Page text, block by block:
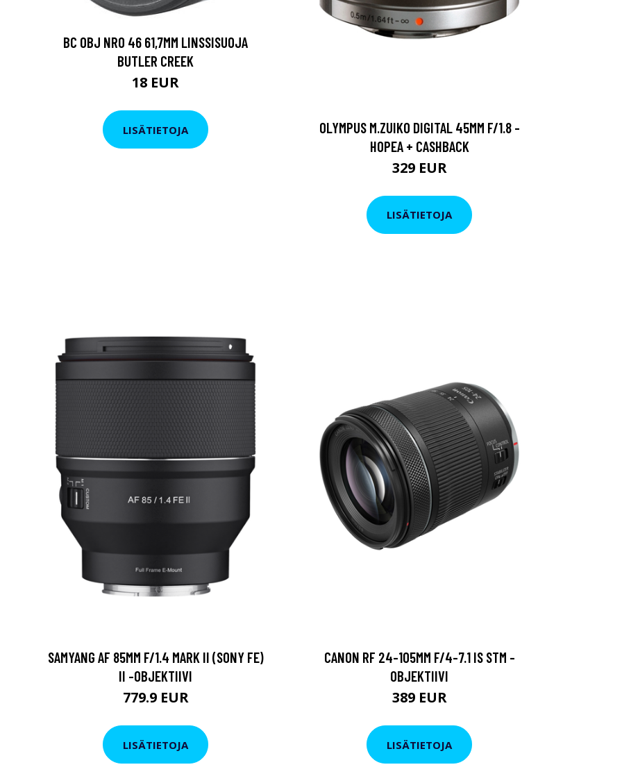
BC OBJ NRO 46 61,7MM LINSSISUOJA
BUTLER CREEK
18 EUR
LISÄTIETOJA
OLYMPUS M.ZUIKO DIGITAL 45MM F/1.8 -
HOPEA + CASHBACK
329 EUR
LISÄTIETOJA
SAMYANG AF 85MM F/1.4 MARK II (SONY FE)
II -OBJEKTIIVI
779.9 EUR
LISÄTIETOJA
CANON RF 24-105MM F/4-7.1 IS STM -
OBJEKTIIVI
389 EUR
LISÄTIETOJA